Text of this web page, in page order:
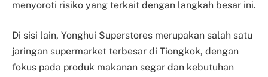
menyoroti risiko yang terkait dengan langkah besar ini.
Di sisi lain, Yonghui Superstores merupakan salah satu
jaringan supermarket terbesar di Tiongkok, dengan
fokus pada produk makanan segar dan kebutuhan